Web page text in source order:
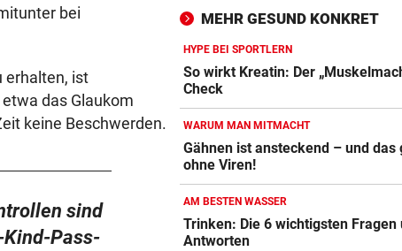
bei
erhalten, ist
das Glaukom
keine Beschwerden.
sind
Pass-
vor dem Schlusstag!
BEI POLEN-CHALLENGER vor
Nervenstarker Schwärzler
ins Halbfinale ein
ZANK WÄHREND FERIEN vor
Geschwister: Warum jetzt
die Fetzen fliegen
MEHR GESUND KONKRET
HYPE BEI SPORTLERN
So wirkt Kreatin: Der
Check
WARUM MAN MITMACHT
Gähnen ist ansteckend – und das
ohne Viren!
AM BESTEN WASSER
Trinken: Die 6 wichtigsten Fragen
Antworten
Blutdruckmessgerät Vergleich
Duschkopf Vergleich